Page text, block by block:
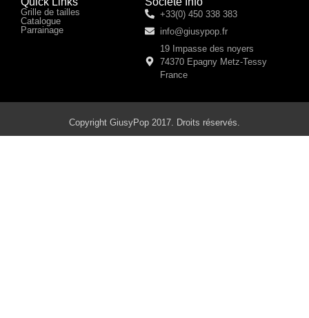
Grille de tailles
Catalogue
Parrainage
+33(0) 450 338 383
info@giusypop.fr
19 Impasse des noyers
74370 Epagny Metz-Tessy
France
Copyright GiusyPop 2017. Droits réservés.